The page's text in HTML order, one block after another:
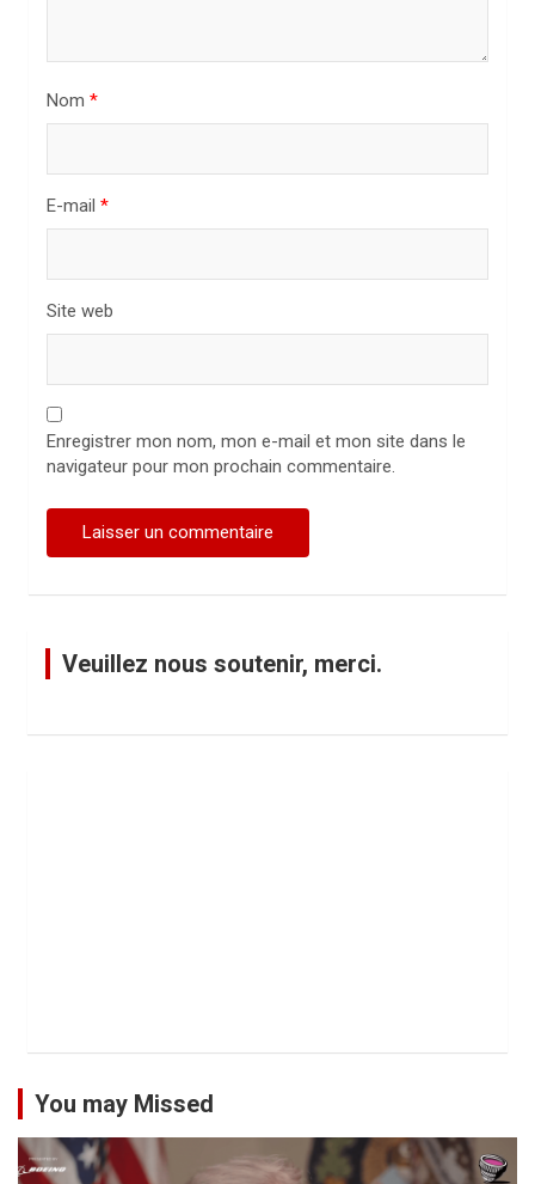
Nom *
E-mail *
Site web
Enregistrer mon nom, mon e-mail et mon site dans le
navigateur pour mon prochain commentaire.
Veuillez nous soutenir, merci.
You may Missed